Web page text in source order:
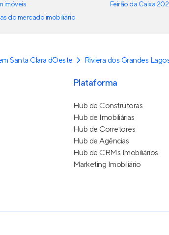
imóveis
do mercado imobiliário
Feirão da Caixa
Santa Clara d`Oeste Riviera dos Grandes
Plataforma
Hub de Construtoras
Hub de Imobiliárias
Hub de Corretores
Hub de Agências
Hub de CRMs Imobiliários
Marketing Imobiliário